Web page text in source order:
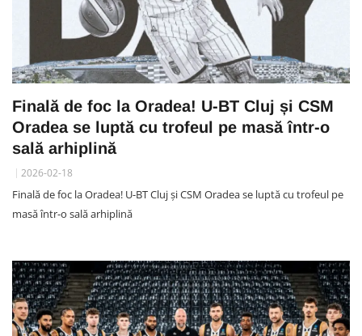
Finală de foc la Oradea! U-BT Cluj și CSM
Oradea se luptă cu trofeul pe masă într-o
sală arhiplină
2026-02-18
Finală de foc la Oradea! U-BT Cluj și CSM Oradea se luptă cu trofeul pe
masă într-o sală arhiplină